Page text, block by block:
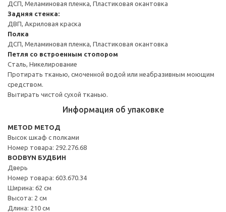
ДСП, Меламиновая пленка, Пластиковая окантовка
Задняя стенка:
ДВП, Акриловая краска
Полка
ДСП, Меламиновая пленка, Пластиковая окантовка
Петля со встроенным стопором
Сталь, Никелирование
Протирать тканью, смоченной водой или неабразивным моющим
средством.
Вытирать чистой сухой тканью.
Информация об упаковке
METOD МЕТОД
Высок шкаф с полками
Номер товара: 292.276.68
BODBYN БУДБИН
Дверь
Номер товара: 603.670.34
Ширина: 62 см
Высота: 2 см
Длина: 210 см